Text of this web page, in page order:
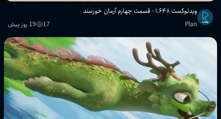
ویدئوکست ۱.۶۴۸ - قسمت چهارم آرمان خورسند
Plan
17 19 روز پیش